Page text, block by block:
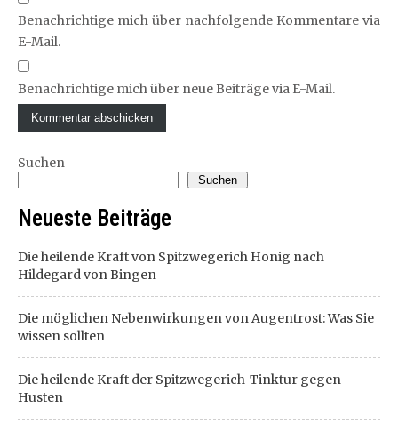
Benachrichtige mich über nachfolgende Kommentare via
E-Mail.
Benachrichtige mich über neue Beiträge via E-Mail.
Suchen
Suchen
Neueste Beiträge
Die heilende Kraft von Spitzwegerich Honig nach
Hildegard von Bingen
Die möglichen Nebenwirkungen von Augentrost: Was Sie
wissen sollten
Die heilende Kraft der Spitzwegerich-Tinktur gegen
Husten